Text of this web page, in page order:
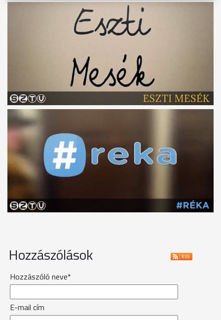
Hozzászólások
Hozzászóló neve*
E-mail cím